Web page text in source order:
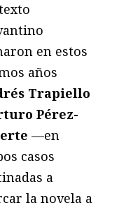
en estos
años
Trapiello
Pérez-
—en
casos
a
la novela a